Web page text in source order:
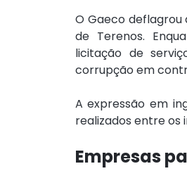
O Gaeco deflagrou
de Terenos.
licitação de
corrupção em
A expressão em
realizados entre
Empresas